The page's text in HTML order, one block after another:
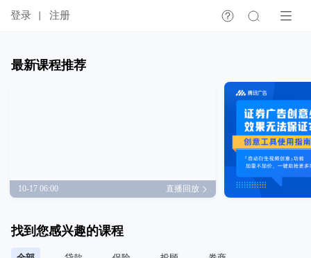
登录 注册
最新课程推荐
10-17 06:00 直播回放
找到您感兴趣的课程